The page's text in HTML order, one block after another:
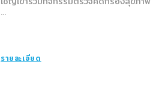
...
รายละเอียด